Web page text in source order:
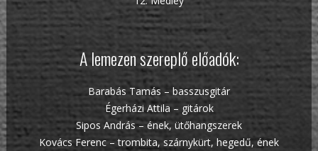
A lemezen szereplő előadók:
Barabás Tamás – basszusgitár
Égerházi Attila – gitárok
Sipos András – ének, ütőhangszerek
Kovács Ferenc – trombita, szárnykürt, hegedű, ének